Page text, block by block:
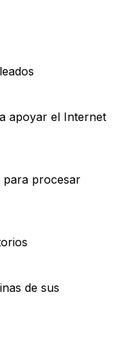
apoyar el Internet
para procesar
de sus